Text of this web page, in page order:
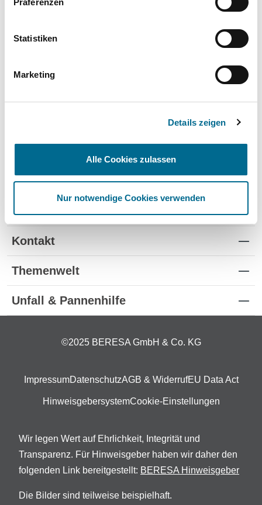
Präferenzen
Statistiken
Marketing
Details zeigen
Alle Cookies zulassen
Nur notwendige Cookies verwenden
Schnelle Verfügbarkeit
Flexible Laufzeiten ✔ - -
- -
Standorte
Kontakt
Themenwelt
Unfall & Pannenhilfe
©2025 BERESA GmbH & Co. KG
ImpressumDatenschutzAGB & WiderrufEU Data Act
HinweisgebersystemCookie-Einstellungen
Wir legen Wert auf Ehrlichkeit, Integrität und
Transparenz. Für Hinweisgeber haben wir daher den
folgenden Link bereitgestellt: BERESA Hinweisgeber
Die Bilder sind teilweise beispielhaft.